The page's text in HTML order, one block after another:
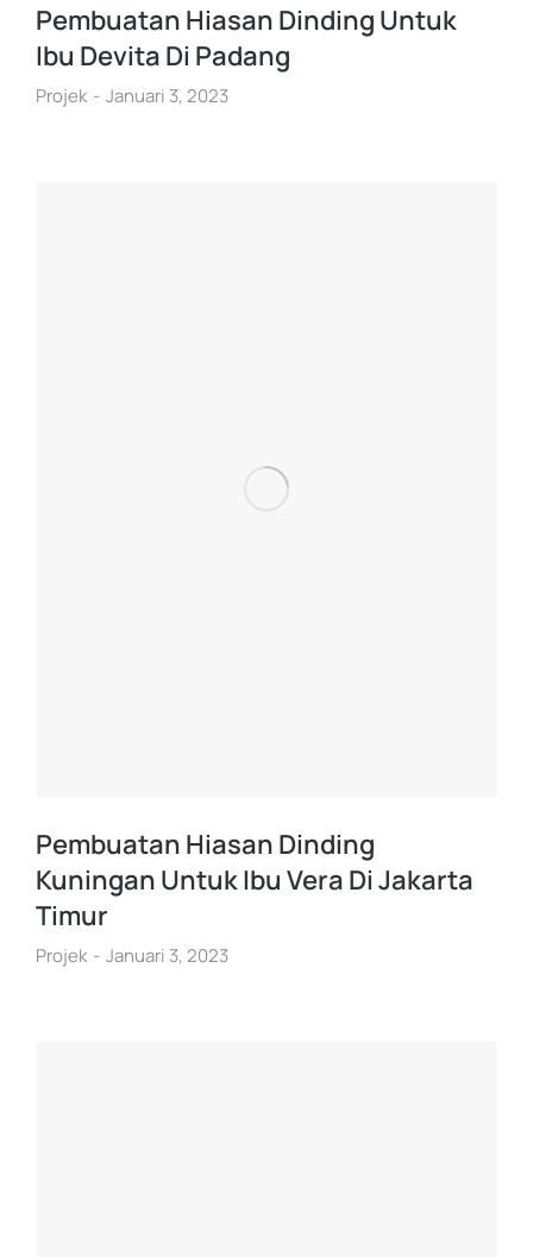
Pembuatan Hiasan Dinding Untuk
Ibu Devita Di Padang
Projek Januari 3, 2023
Pembuatan Hiasan Dinding
Kuningan Untuk Ibu Vera Di Jakarta
Timur
Projek Januari 3, 2023